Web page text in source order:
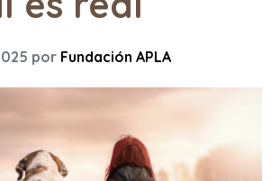
por Fundación APLA